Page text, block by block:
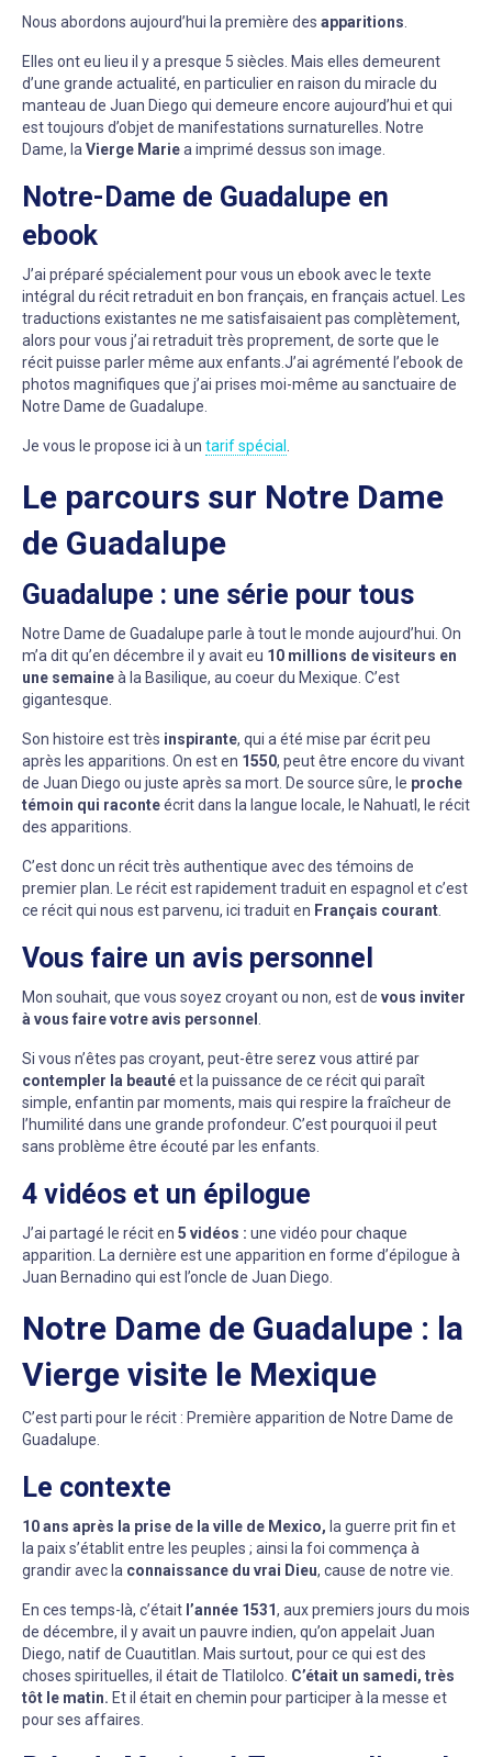
Nous abordons aujourd’hui la première des apparitions.
Elles ont eu lieu il y a presque 5 siècles. Mais elles demeurent
d’une grande actualité, en particulier en raison du miracle du
manteau de Juan Diego qui demeure encore aujourd’hui et qui
est toujours d’objet de manifestations surnaturelles. Notre
Dame, laVierge Mariea imprimé dessus son image.
Notre-Dame de Guadalupe en
ebook
J’ai préparé spécialement pour vous un ebook avec le texte
intégral du récit retraduit en bon français, en français actuel. Les
traductions existantes ne me satisfaisaient pas complètement,
alors pour vous j’ai retraduit très proprement, de sorte que le
récit puisse parler même aux enfants.J’ai agrémenté l’ebook de
photos magnifiques que j’ai prises moi-même au sanctuaire de
Notre Dame de Guadalupe.
Je vous le propose ici à un tarif spécial .
Le parcours sur Notre Dame
de Guadalupe
Guadalupe : une série pour tous
Notre Dame de Guadalupe parle à tout le monde aujourd’hui. On
m’a dit qu’en décembre il y avait eu 10 millions de visiteurs en
une semaineà la Basilique, au coeur du Mexique. C’est
gigantesque.
Son histoire est très inspirante, qui a été mise par écrit peu
après les apparitions. On est en 1550, peut être encore du vivant
de Juan Diego ou juste après sa mort. De source sûre, le proche
témoin qui raconteécrit dans la langue locale, le Nahuatl, le récit
des apparitions.
C’est donc un récit très authentique avec des témoins de
premier plan. Le récit est rapidement traduit en espagnol et c’est
ce récit qui nous est parvenu, ici traduit en Français courant.
Vous faire un avis personnel
Mon souhait, que vous soyez croyant ou non, est de vous inviter
à vous faire votre avis personnel .
Si vous n’êtes pas croyant, peut-être serez vous attiré par
contempler la beautéet la puissance de ce récit qui paraît
simple, enfantin par moments, mais qui respire la fraîcheur de
l’humilité dans une grande profondeur. C’est pourquoi il peut
sans problème être écouté par les enfants.
4 vidéos et un épilogue
J’ai partagé le récit en 5 vidéos : une vidéo pour chaque
apparition. La dernière est une apparition en forme d’épilogue à
Juan Bernadino qui est l’oncle de Juan Diego.
Notre Dame de Guadalupe : la
Vierge visite le Mexique
C’est parti pour le récit : Première apparition de Notre Dame de
Guadalupe.
Le contexte
10 ans après la prise de la ville de Mexico, la guerre prit fin et
la paix s’établit entre les peuples ; ainsi la foi commença à
grandir avec la connaissance du vrai Dieu, cause de notre vie.
En ces temps-là, c’était l’année 1531, aux premiers jours du mois
de décembre, il y avait un pauvre indien, qu’on appelait Juan
Diego, natif de Cuautitlan. Mais surtout, pour ce qui est des
choses spirituelles, il était de Tlatilolco. C’était un samedi, très
tôt le matin. Et il était en chemin pour participer à la messe et
pour ses affaires.